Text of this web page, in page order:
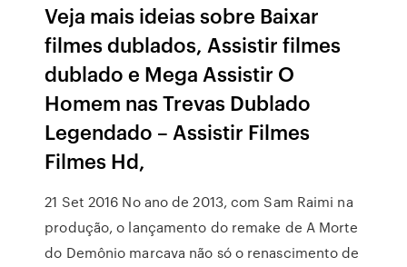
Veja mais ideias sobre Baixar
filmes dublados, Assistir filmes
dublado e Mega Assistir O
Homem nas Trevas Dublado
Legendado – Assistir Filmes
Filmes Hd,
21 Set 2016 No ano de 2013, com Sam Raimi na
produção, o lançamento do remake de A Morte
do Demônio marcava não só o renascimento de